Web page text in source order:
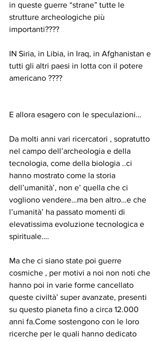
in queste guerre “strane” tutte le
strutture archeologiche più
importanti????
IN Siria, in Libia, in Iraq, in Afghanistan e
tutti gli altri paesi in lotta con il potere
americano ????
E allora esagero con le speculazioni…
Da molti anni vari ricercatori , sopratutto
nel campo dell’archeologia e della
tecnologia, come della biologia ..ci
hanno mostrato come la storia
dell’umanità’, non e’ quella che ci
vogliono vendere…ma ben altro…e che
l’umanità’ ha passato momenti di
elevatissima evoluzione tecnologica e
spirituale….
Ma che ci siano state poi guerre
cosmiche , per motivi a noi non noti che
hanno poi in varie forme cancellato
queste civiltà’ super avanzate, presenti
su questo pianeta fino a circa 12.000
anni fa.Come sostengono con le loro
ricerche per le quali hanno dedicato